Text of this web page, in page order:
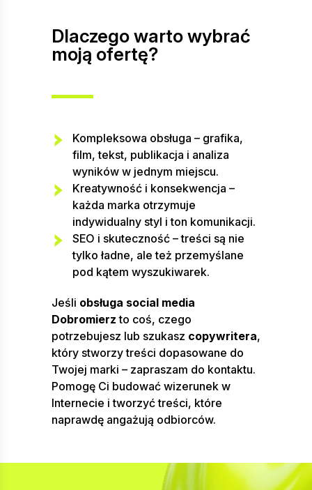
Dlaczego warto wybrać
moją ofertę?
Kompleksowa obsługa – grafika,
film, tekst, publikacja i analiza
wyników w jednym miejscu.
Kreatywność i konsekwencja –
każda marka otrzymuje
indywidualny styl i ton komunikacji.
SEO i skuteczność – treści są nie
tylko ładne, ale też przemyślane
pod kątem wyszukiwarek.
Jeśli obsługa social media
Dobromierz to coś, czego
potrzebujesz lub szukasz copywritera,
który stworzy treści dopasowane do
Twojej marki – zapraszam do kontaktu.
Pomogę Ci budować wizerunek w
Internecie i tworzyć treści, które
naprawdę angażują odbiorców.